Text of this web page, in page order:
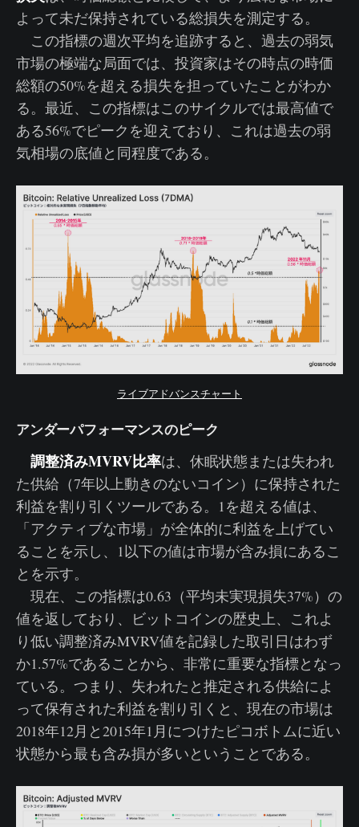
よって未だ保持されている総損失を測定する。
この指標の週次平均を追跡すると、過去の弱気
市場の極端な局面では、投資家はその時点の時価
総額の50%を超える損失を担っていたことがわか
る。最近、この指標はこのサイクルでは最高値で
ある56%でピークを迎えており、これは過去の弱
気相場の底値と同程度である。
ライブアドバンスチャート
アンダーパフォーマンスのピーク
調整済みMVRV比率は、休眠状態または失われ
た供給（7年以上動きのないコイン）に保持された
利益を割り引くツールである。1を超える値は、
「アクティブな市場」が全体的に利益を上げてい
ることを示し、1以下の値は市場が含み損にあるこ
とを示す。
現在、この指標は0.63（平均未実現損失37%）の
値を返しており、ビットコインの歴史上、これよ
り低い調整済みMVRV値を記録した取引日はわず
か1.57%であることから、非常に重要な指標となっ
ている。つまり、失われたと推定される供給によ
って保有された利益を割り引くと、現在の市場は
2018年12月と2015年1月につけたピコボトムに近い
状態から最も含み損が多いということである。